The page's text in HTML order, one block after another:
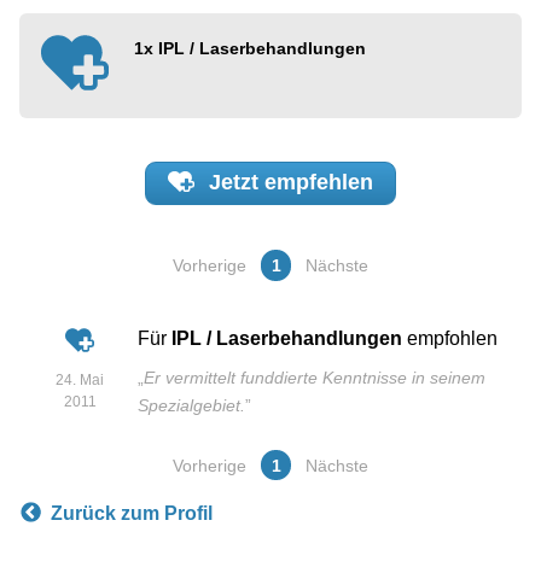
1x IPL / Laserbehandlungen
Jetzt empfehlen
Vorherige 1 Nächste
24. Mai
2011
Für IPL / Laserbehandlungen empfohlen
Er vermittelt funddierte Kenntnisse in seinem
Spezialgebiet.”
Vorherige 1 Nächste
Zurück zum Profil